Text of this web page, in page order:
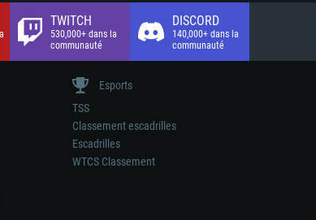
TWITCH
530,000+ dans la
communauté
DISCORD
140,000+ dans la
communauté
Esports
TSS
Classement escadrilles
Escadrilles
WTCS Classement